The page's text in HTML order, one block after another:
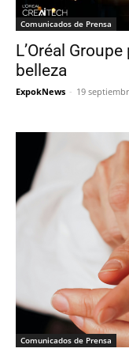
Comunicados de Prensa
L’Oréal
belleza
ExpokNews - 19
Comunicados de Prensa